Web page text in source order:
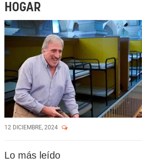
HOGAR
12 DICIEMBRE, 2024
Lo más leído